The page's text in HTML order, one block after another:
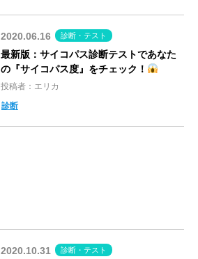
2020.06.16 診断・テスト
最新版：サイコパス診断テストであなた
の『サイコパス度』をチェック！
投稿者：エリカ
診断
2020.10.31 診断・テスト